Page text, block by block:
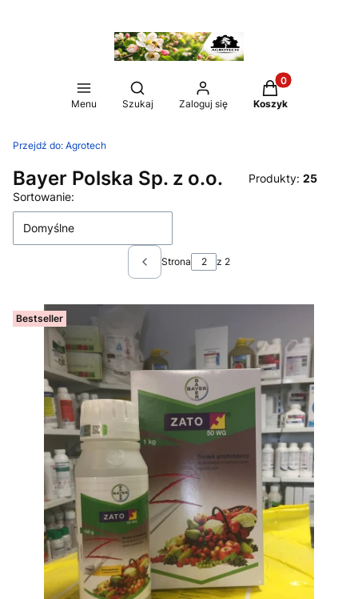
Menu
Otwórz wyszukiwarkę
Szukaj Zaloguj się
Produkty w
Koszyk
Przejdź do: Agrotech
Bayer Polska Sp. z o.o. Produkty: 25
Lista produktów
Sortowanie:
Domyślne
Poprzednie produkty
Strona z 2
Bestseller